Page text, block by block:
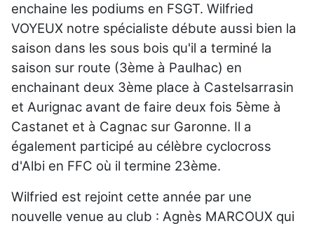
enchaine les podiums en FSGT. Wilfried
VOYEUX notre spécialiste débute aussi bien la
saison dans les sous bois qu'il a terminé la
saison sur route (3ème à Paulhac) en
enchainant deux 3ème place à Castelsarrasin
et Aurignac avant de faire deux fois 5ème à
Castanet et à Cagnac sur Garonne. Il a
également participé au célèbre cyclocross
d'Albi en FFC où il termine 23ème.
Wilfried est rejoint cette année par une
nouvelle venue au club : Agnès MARCOUX qui